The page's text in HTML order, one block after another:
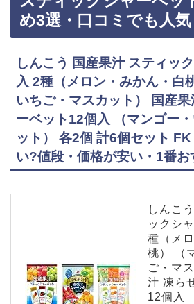
トなどおすすめ3選・口コミでも人気！OKURUX エースベー
め3選・口コミでも人気
しんこう 国産果汁 スティッ
入 2種（メロン・みかん・白
いちご・マスカット） 国産
ーベット12個入 （マンゴー
ット） 各2個 計6個セット
い?値段・価格が安い・1番お
しんこ
ックシ
種（メ
桃） （
ご・マ
汁 凍ら
12個入